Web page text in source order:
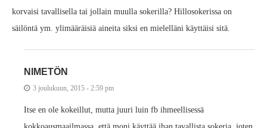
korvaisi tavallisella tai jollain muulla sokerilla? Hillosokerissa on
säilöntä ym. ylimääräisiä aineita siksi en mielelläni käyttäisi sitä.
NIMETÖN
3 joulukuun, 2015 - 2:59 pm
Itse en ole kokeillut, mutta juuri luin fb ihmeellisessä